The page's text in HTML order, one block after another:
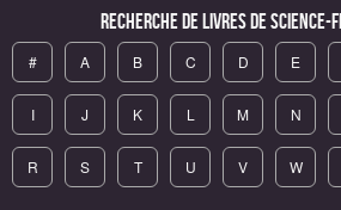
Recherche de Livres de science-
# A B C D E
I J K L M N
R S T U V W